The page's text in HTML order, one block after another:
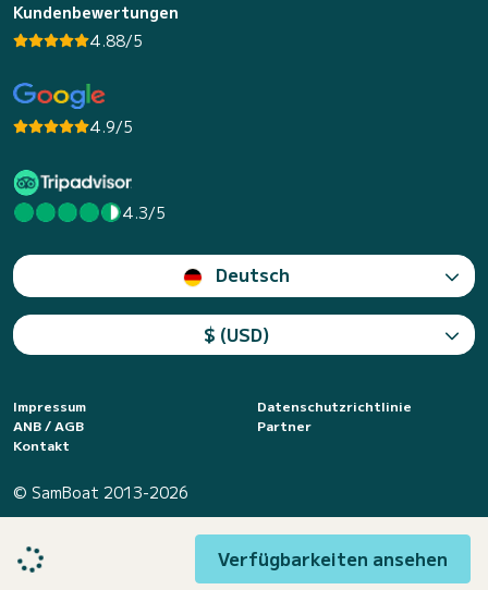
Verfügbarkeiten ansehen
Kundenbewertungen
4.88/5
4.9/5
4.3/5
Deutsch
$ (USD)
Impressum
Datenschutzrichtlinie
ANB / AGB
Partner
Kontakt
© SamBoat 2013-2026